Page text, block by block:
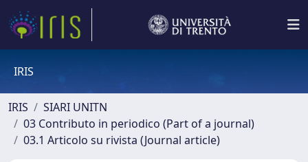
IRIS
IRIS
SIARI UNITN
03 Contributo in periodico (Part of a journal)
03.1 Articolo su rivista (Journal article)